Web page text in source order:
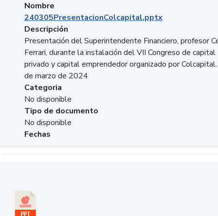
Nombre
240305PresentacionColcapital.pptx
Descripción
Presentación del Superintendente Financiero, profesor
Ferrari, durante la instalación del VII Congreso de capital
privado y capital emprendedor organizado por
de marzo de 2024
Categoria
No disponible
Tipo de documento
No disponible
Fechas